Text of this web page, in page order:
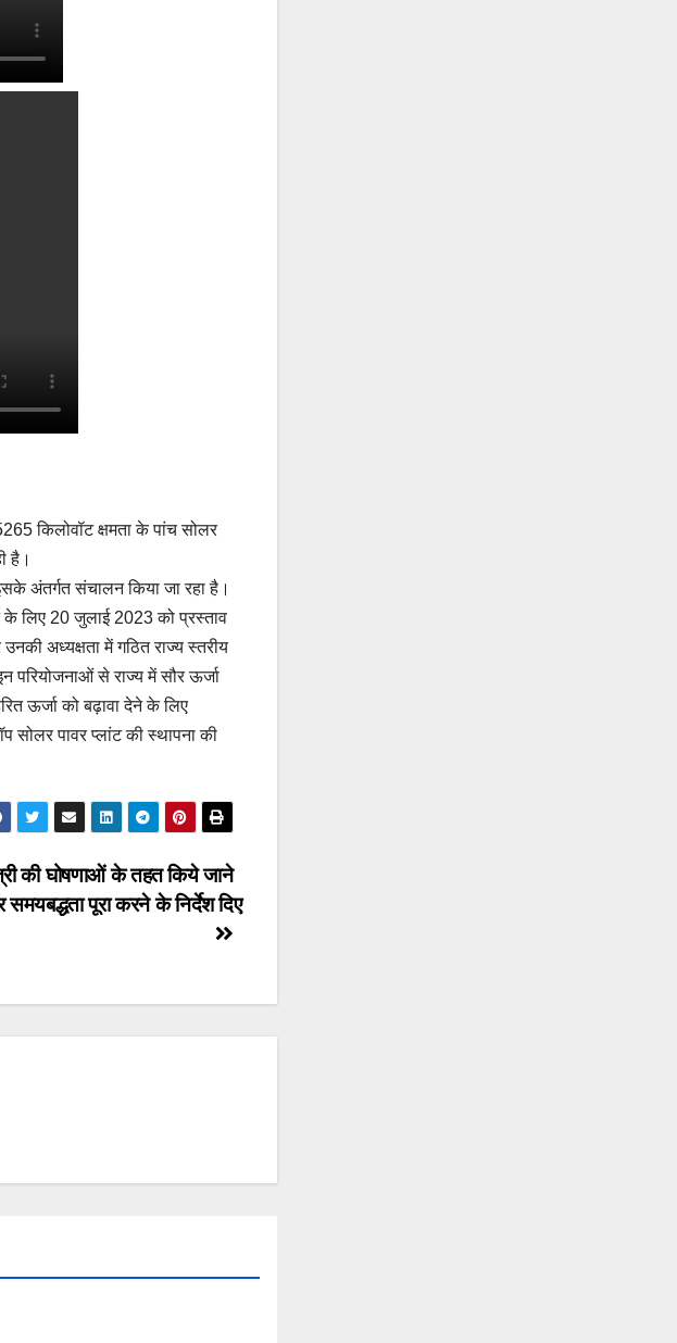
किलोवॉट क्षमता के पांच सोलर
है।
अंतर्गत संचालन किया जा रहा है।
के लिए 20 जुलाई 2023 को प्रस्ताव
अध्यक्षता में गठित राज्य स्तरीय
परियोजनाओं से राज्य में सौर ऊर्जा
ऊर्जा को बढ़ावा देने के लिए
सोलर पावर प्लांट की स्थापना की
की घोषणाओं के तहत किये जाने
पूरा करने के निर्देश दिए